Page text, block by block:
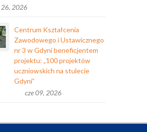
26, 2026
Centrum Kształcenia
Zawodowego i Ustawicznego
nr 3 w Gdyni beneficjentem
projektu: „100 projektów
uczniowskich na stulecie
Gdyni”
cze 09, 2026